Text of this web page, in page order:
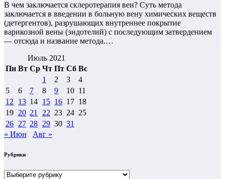
В чем заключается склеротерапия вен? Суть метода
заключается в введении в больную вену химических веществ
(детергентов), разрушающих внутреннее покрытие
варикозной вены (эндотелий) с последующим затвердением
— отсюда и название метода.…
Июль 2021
Пн Вт Ср Чт Пт Сб Вс
1
2 3
4
5
6 7 8 9 10 11
12 13 14 15 16 17 18
19 20 21 22 23 24 25
26 27 28 29 30 31
« Июн
Авг »
Рубрики
Рубрики